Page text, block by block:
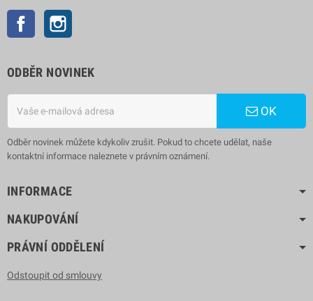
Facebook
ODBĚR NOVINEK
OK
Odběr novinek můžete kdykoliv zrušit. Pokud to chcete udělat, naše
kontaktní informace naleznete v právním oznámení.
INFORMACE
NAKUPOVÁNÍ
PRÁVNÍ ODDĚLENÍ
Odstoupit od smlouvy